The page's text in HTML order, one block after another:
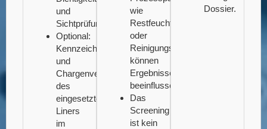
und
Sichtprüfung.
Optional:
Kennzeichnung
und
Chargenverfolgung
des
eingesetzten
Liners
im
wie
Restfeuchte
oder
Reinigungsmittel
können
Ergebnisse
beeinflussen.
Das
Screening
ist kein
Dossier.